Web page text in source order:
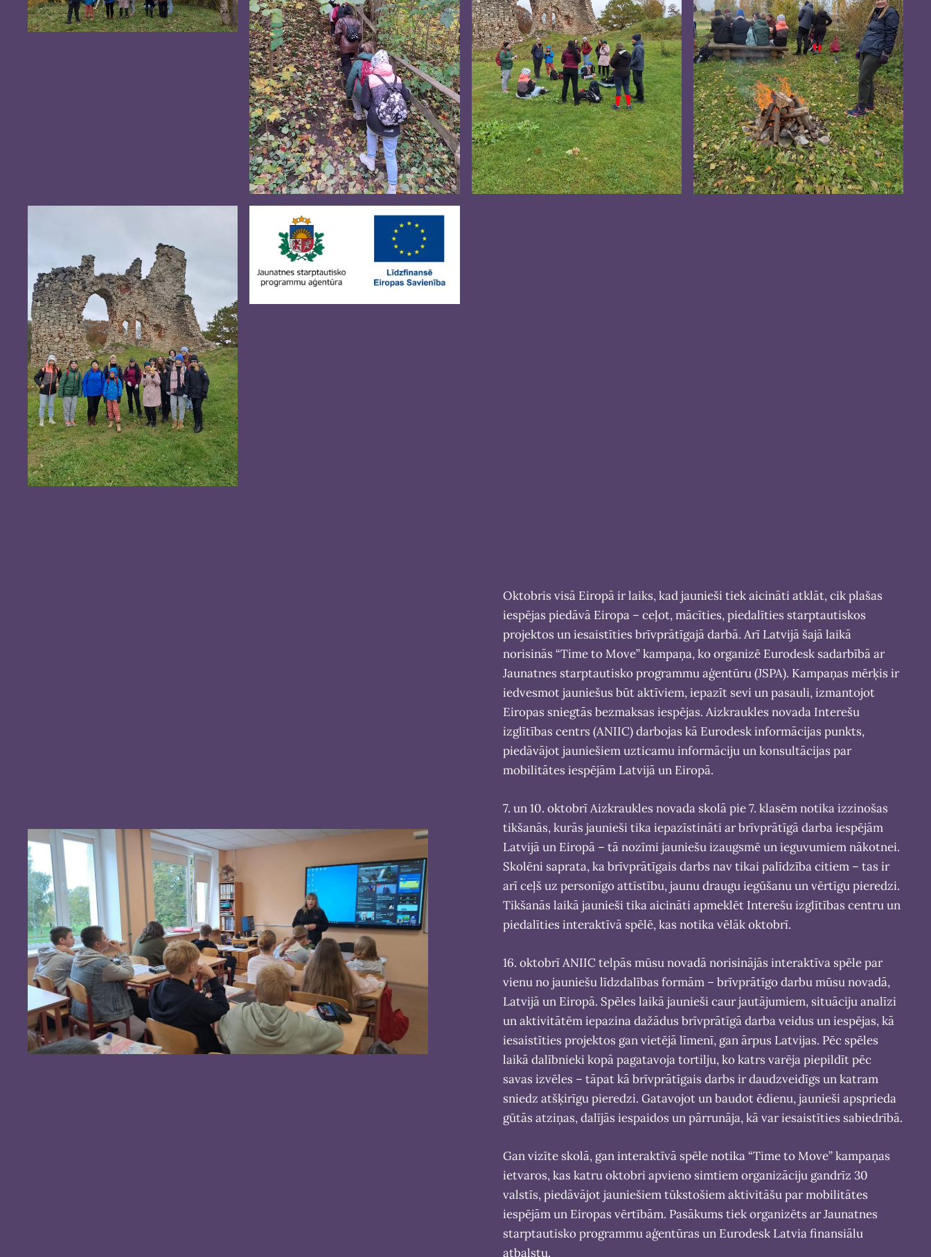
Oktobris visā Eiropā ir laiks, kad jaunieši tiek aicināti atklāt, cik plašas
iespējas piedāvā Eiropa – ceļot, mācīties, piedalīties starptautiskos
projektos un iesaistīties brīvprātīgajā darbā. Arī Latvijā šajā laikā
norisinās “Time to Move” kampaņa, ko organizē Eurodesk sadarbībā ar
Jaunatnes starptautisko programmu aģentūru (JSPA). Kampaņas mērķis ir
iedvesmot jauniešus būt aktīviem, iepazīt sevi un pasauli, izmantojot
Eiropas sniegtās bezmaksas iespējas. Aizkraukles novada Interešu
izglītības centrs (ANIIC) darbojas kā Eurodesk informācijas punkts,
piedāvājot jauniešiem uzticamu informāciju un konsultācijas par
mobilitātes iespējām Latvijā un Eiropā.
7. un 10. oktobrī Aizkraukles novada skolā pie 7. klasēm notika izzinošas
tikšanās, kurās jaunieši tika iepazīstināti ar brīvprātīgā darba iespējām
Latvijā un Eiropā – tā nozīmi jauniešu izaugsmē un ieguvumiem nākotnei.
Skolēni saprata, ka brīvprātīgais darbs nav tikai palīdzība citiem – tas ir
arī ceļš uz personīgo attīstību, jaunu draugu iegūšanu un vērtīgu pieredzi.
Tikšanās laikā jaunieši tika aicināti apmeklēt Interešu izglītības centru un
piedalīties interaktīvā spēlē, kas notika vēlāk oktobrī.
16. oktobrī ANIIC telpās mūsu novadā norisinājās interaktīva spēle par
vienu no jauniešu līdzdalības formām – brīvprātīgo darbu mūsu novadā,
Latvijā un Eiropā. Spēles laikā jaunieši caur jautājumiem, situāciju analīzi
un aktivitātēm iepazina dažādus brīvprātīgā darba veidus un iespējas, kā
iesaistīties projektos gan vietējā līmenī, gan ārpus Latvijas. Pēc spēles
laikā dalībnieki kopā pagatavoja tortilju, ko katrs varēja piepildīt pēc
savas izvēles – tāpat kā brīvprātīgais darbs ir daudzveidīgs un katram
sniedz atšķirīgu pieredzi. Gatavojot un baudot ēdienu, jaunieši apsprieda
gūtās atziņas, dalījās iespaidos un pārrunāja, kā var iesaistīties sabiedrībā.
Gan vizīte skolā, gan interaktīvā spēle notika “Time to Move” kampaņas
ietvaros, kas katru oktobri apvieno simtiem organizāciju gandrīz 30
valstīs, piedāvājot jauniešiem tūkstošiem aktivitāšu par mobilitātes
iespējām un Eiropas vērtībām. Pasākums tiek organizēts ar Jaunatnes
starptautisko programmu aģentūras un Eurodesk Latvia finansiālu
atbalstu.